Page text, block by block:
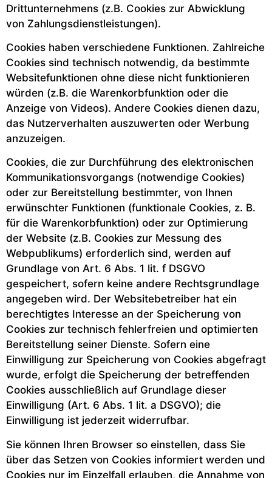
Drittunternehmens (z.B. Cookies zur Abwicklung
von Zahlungsdienstleistungen).
Cookies haben verschiedene Funktionen. Zahlreiche
Cookies sind technisch notwendig, da bestimmte
Websitefunktionen ohne diese nicht funktionieren
würden (z.B. die Warenkorbfunktion oder die
Anzeige von Videos). Andere Cookies dienen dazu,
das Nutzerverhalten auszuwerten oder Werbung
anzuzeigen.
Cookies, die zur Durchführung des elektronischen
Kommunikationsvorgangs (notwendige Cookies)
oder zur Bereitstellung bestimmter, von Ihnen
erwünschter Funktionen (funktionale Cookies, z. B.
für die Warenkorbfunktion) oder zur Optimierung
der Website (z.B. Cookies zur Messung des
Webpublikums) erforderlich sind, werden auf
Grundlage von Art. 6 Abs. 1 lit. f DSGVO
gespeichert, sofern keine andere Rechtsgrundlage
angegeben wird. Der Websitebetreiber hat ein
berechtigtes Interesse an der Speicherung von
Cookies zur technisch fehlerfreien und optimierten
Bereitstellung seiner Dienste. Sofern eine
Einwilligung zur Speicherung von Cookies abgefragt
wurde, erfolgt die Speicherung der betreffenden
Cookies ausschließlich auf Grundlage dieser
Einwilligung (Art. 6 Abs. 1 lit. a DSGVO); die
Einwilligung ist jederzeit widerrufbar.
Sie können Ihren Browser so einstellen, dass Sie
über das Setzen von Cookies informiert werden und
Cookies nur im Einzelfall erlauben, die Annahme von